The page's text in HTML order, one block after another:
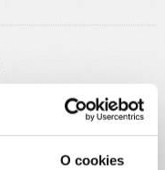
O cookies
Pravidelný